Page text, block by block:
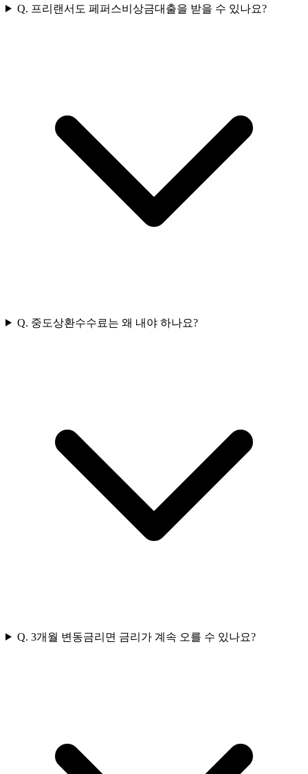
Q. 프리랜서도 페퍼스비상금대출을 받을 수 있나요?
Q. 중도상환수수료는 왜 내야 하나요?
Q. 3개월 변동금리면 금리가 계속 오를 수 있나요?